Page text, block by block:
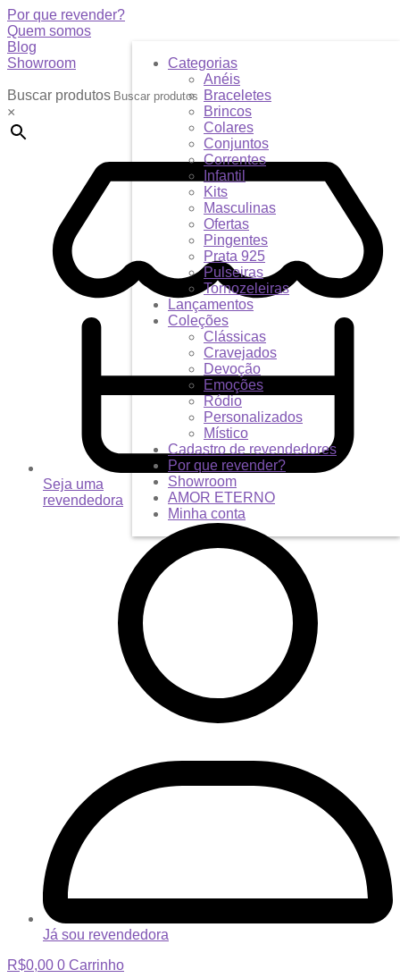
Por que revender?
Quem somos
Blog
Showroom
Buscar produtos
×
Seja uma
revendedora
Já sou revendedora
R$0,00 0 Carrinho
Categorias
Anéis
Braceletes
Brincos
Colares
Conjuntos
Correntes
Infantil
Kits
Masculinas
Ofertas
Pingentes
Prata 925
Pulseiras
Tornozeleiras
Lançamentos
Coleções
Clássicas
Cravejados
Devoção
Emoções
Ródio
Personalizados
Místico
Cadastro de revendedores
Por que revender?
Showroom
AMOR ETERNO
Minha conta